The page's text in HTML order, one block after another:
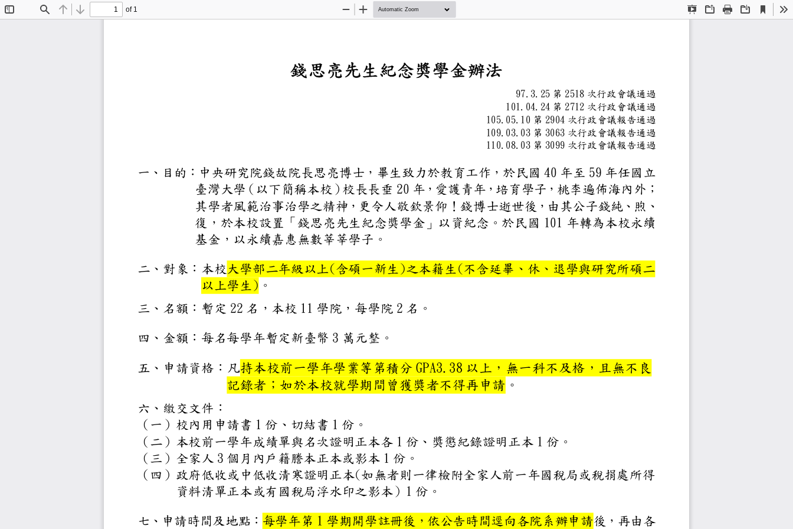
Find Previous
Next
of 1
Presentation
OpenPrint Download
Current
View
Zoom
Zoom
錢思亮先生紀念獎學金辦法
97.3.25 第 2518 次行政會議通過
101.04.24 第 2712 次行政會議通過
105.05.10 第 2904 次行政會議報告通過
109.03.03 第 3063 次行政會議報告通過
110.08.03 第 3099 次行政會議報告通過
一、目的：中央研究院錢故院長思亮博士，畢生致力於教育工作，於民國
臺灣大學（以下簡稱本校）校長長垂 20 年，愛護青年，培育學子，桃李遍佈海
其學者風範治事治學之精神，更令人敬欽景仰！錢博士逝世後，由其
復，於本校設置「錢思亮先生紀念獎學金」以資紀念。於民國 101
基金，以永續嘉惠無數莘莘學子。
二、對象：本校大學部二年級以上(含碩一新生)之本籍生(不含延畢、休、
以上學生)。
三、名額：暫定 22 名，本校 11 學院，每學院 2 名。
四、金額：每名每學年暫定新臺幣 3 萬元整。
五、申請資格：凡持本校前一學年學業等第積分 GPA3.38 以上，無一科不
記錄者；如於本校就學期間曾獲獎者不得再申請。
六、繳交文件：
（一）校內用申請書 1 份、切結書 1 份。
（二）本校前一學年成績單與名次證明正本各 1 份、獎懲紀錄證明正本 1
（三）全家人 3 個月內戶籍謄本正本或影本 1 份。
（四）政府低收或中低收清寒證明正本(如無者則一律檢附全家人前一年
資料清單正本或有國稅局浮水印之影本）1 份。
七、申請時間及地點：每學年第 1 學期開學註冊後，依公告時間逕向各院